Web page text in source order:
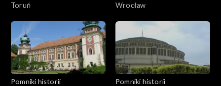
Toruń
Wrocław
Pomniki historii
Pomniki historii